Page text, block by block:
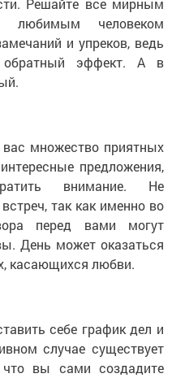
Решайте все мирным
человеком
и упреков, ведь
эффект. А в
множество приятных
предложения,
внимание. Не
так как именно во
перед вами могут
День может оказаться
касающихся любви.
себе график дел и
случае существует
что вы сами создадите